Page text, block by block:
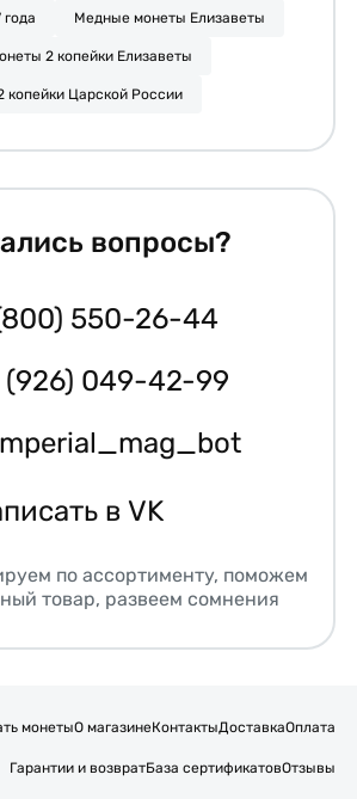
Медные монеты Елизаветы
2 копейки Елизаветы
копейки Царской России
вопросы?
550-26-44
(926) 049-42-99
в VK
по ассортименту, поможем
товар, развеем сомнения
монетыО магазинеКонтактыДоставкаОплата
Гарантии и возвратБаза сертификатовОтзывы